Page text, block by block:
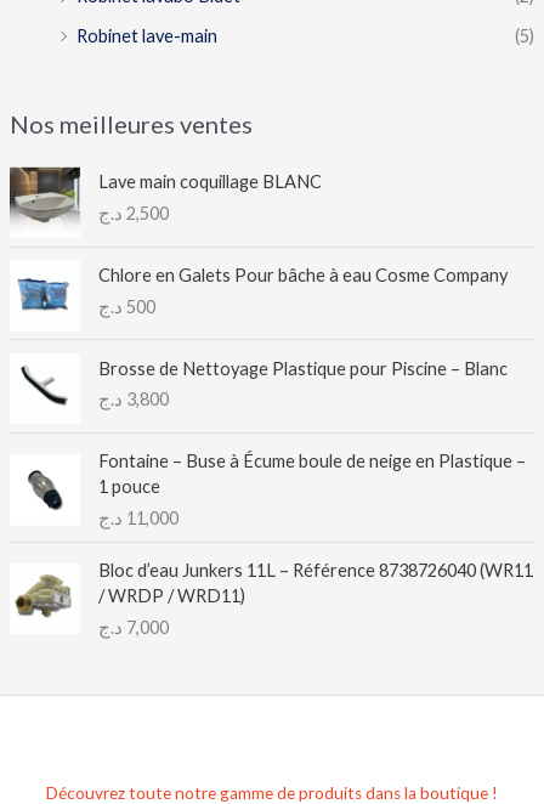
Robinet lave-main
(5)
Nos meilleures ventes
Lave main coquillage BLANC
2,500 د.ج
Chlore en Galets Pour bâche à eau Cosme Company
500 د.ج
Brosse de Nettoyage Plastique pour Piscine – Blanc
3,800 د.ج
Fontaine – Buse à Écume boule de neige en Plastique –
1 pouce
11,000 د.ج
Bloc d’eau Junkers 11L – Référence 8738726040 (WR11
/ WRDP / WRD11)
7,000 د.ج
Découvrez toute notre gamme de produits dans la boutique !